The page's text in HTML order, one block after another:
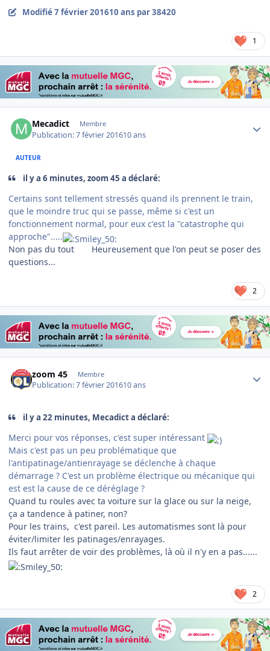
Modifié7 février 201610 ans par 38420
1
Mecadict Membre
Publication:7 février 201610 ans
AUTEUR
il y a 6 minutes, zoom 45 a déclaré:
Certains sont tellement stressés quand ils prennent le train,
que le moindre truc qui se passe, même si c'est un
fonctionnement normal, pour eux c'est la "catastrophe qui
approche".....
Non pas du tout
Heureusement que l'on peut se poser des
questions...
2
zoom 45 Membre
Publication:7 février 201610 ans
il y a 22 minutes, Mecadict a déclaré:
Merci pour vos réponses, c'est super intéressant
Mais c'est pas un peu problématique que
l'antipatinage/antienrayage se déclenche à chaque
démarrage ? C'est un problème électrique ou mécanique qui
est est la cause de ce déréglage ?
Quand tu roules avec ta voiture sur la glace ou sur la neige,
ça a tandence à patiner, non?
Pour les trains, c'est pareil. Les automatismes sont là pour
éviter/limiter les patinages/enrayages.
Ils faut arrêter de voir des problèmes, là où il n'y en a pas......
2